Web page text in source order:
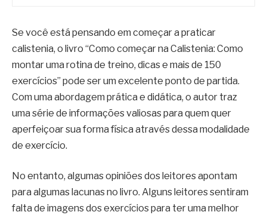
Se você está pensando em começar a praticar
calistenia, o livro “Como começar na Calistenia: Como
montar uma rotina de treino, dicas e mais de 150
exercícios” pode ser um excelente ponto de partida.
Com uma abordagem prática e didática, o autor traz
uma série de informações valiosas para quem quer
aperfeiçoar sua forma física através dessa modalidade
de exercício.
No entanto, algumas opiniões dos leitores apontam
para algumas lacunas no livro. Alguns leitores sentiram
falta de imagens dos exercícios para ter uma melhor